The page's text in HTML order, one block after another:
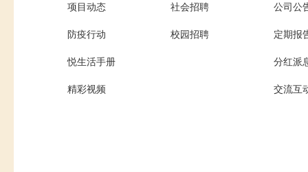
项目动态
防疫行动
悦生活手册
精彩视频
社会招聘
校园招聘
公司公
定期报
分红派
交流互